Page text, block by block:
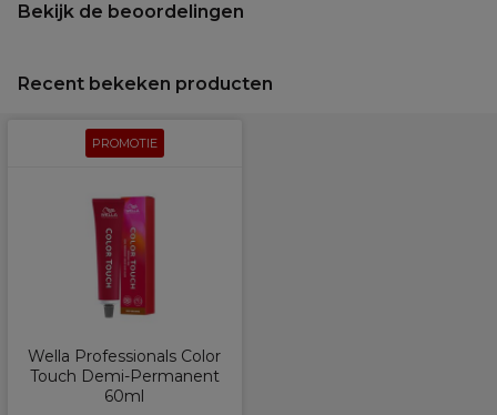
Bekijk de beoordelingen
Recent bekeken producten
PROMOTIE
Wella Professionals Color
Touch Demi-Permanent
60ml